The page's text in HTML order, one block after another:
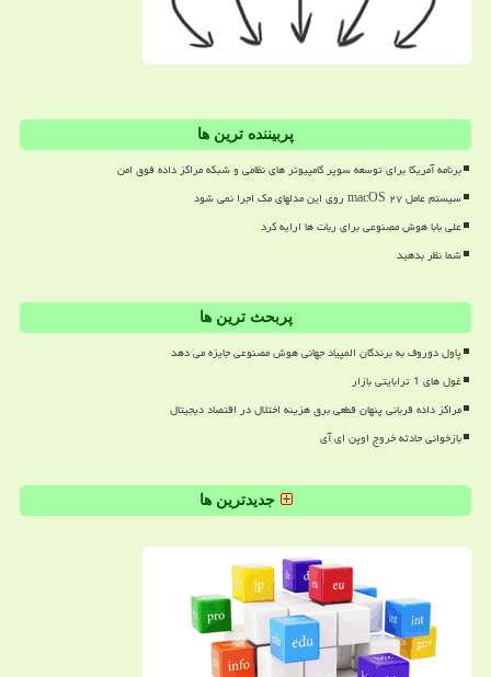
پربیننده ترین ها
برنامه آمریکا برای توسعه سوپر کامپیوتر های نظامی و شبکه مراکز داده فوق امن
سیستم عامل macOS ۲۷ روی این مدلهای مک اجرا نمی شود
علی بابا هوش مصنوعی برای ربات ها ارایه کرد
شما نظر بدهید
پربحث ترین ها
پاول دوروف به برندگان المپیاد جهانی هوش مصنوعی جایزه می دهد
غول های 1 ترابایتی بازار
مراکز داده قربانی پنهان قطعی برق هزینه اختلال در اقتصاد دیجیتال
بازخوانی حادثه خروج اوپن ای آی
جدیدترین ها